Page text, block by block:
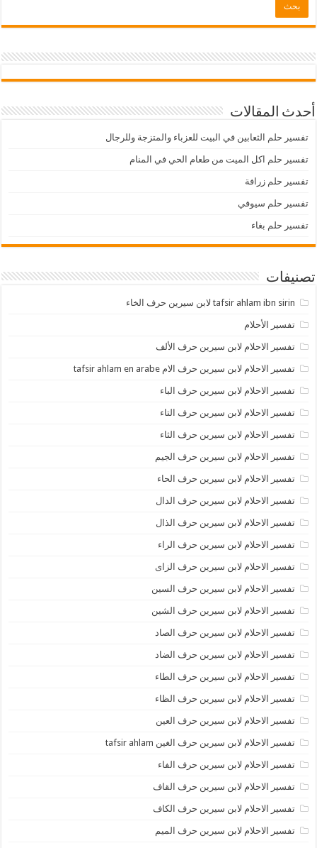
أحدث المقالات
تفسير حلم الثعابين في البيت للعزباء والمتزجة وللرجال
تفسير حلم اكل الميت من طعام الحي في المنام
تفسير حلم زرافة
تفسير حلم سيوفي
تفسير حلم بغاء
تصنيفات
tafsir ahlam ibn sirin لابن سيرين حرف الخاء
تفسير الأحلام
تفسير الاحلام لابن سيرين حرف الألف
تفسير الاحلام لابن سيرين حرف الام tafsir ahlam en arabe
تفسير الاحلام لابن سيرين حرف الباء
تفسير الاحلام لابن سيرين حرف التاء
تفسير الاحلام لابن سيرين حرف الثاء
تفسير الاحلام لابن سيرين حرف الجيم
تفسير الاحلام لابن سيرين حرف الحاء
تفسير الاحلام لابن سيرين حرف الدال
تفسير الاحلام لابن سيرين حرف الذال
تفسير الاحلام لابن سيرين حرف الراء
تفسير الاحلام لابن سيرين حرف الزاى
تفسير الاحلام لابن سيرين حرف السين
تفسير الاحلام لابن سيرين حرف الشين
تفسير الاحلام لابن سيرين حرف الصاد
تفسير الاحلام لابن سيرين حرف الضاد
تفسير الاحلام لابن سيرين حرف الطاء
تفسير الاحلام لابن سيرين حرف الظاء
تفسير الاحلام لابن سيرين حرف العين
تفسير الاحلام لابن سيرين حرف الغين tafsir ahlam
تفسير الاحلام لابن سيرين حرف الفاء
تفسير الاحلام لابن سيرين حرف القاف
تفسير الاحلام لابن سيرين حرف الكاف
تفسير الاحلام لابن سيرين حرف الميم